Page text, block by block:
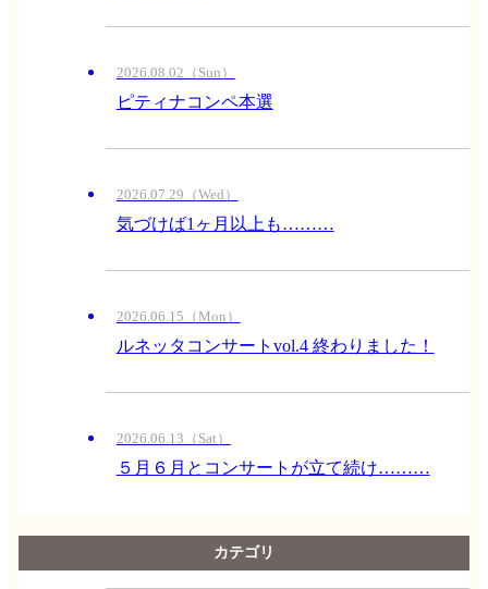
2026.08.02（Sun）
ピティナコンペ本選
2026.07.29（Wed）
気づけば1ヶ月以上も………
2026.06.15（Mon）
ルネッタコンサートvol.4 終わりました！
2026.06.13（Sat）
５月６月とコンサートが立て続け………
カテゴリ